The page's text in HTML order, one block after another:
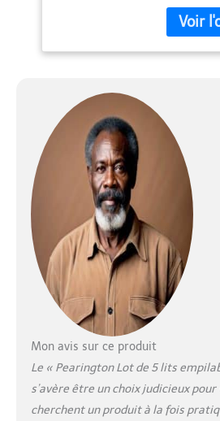
sommeil
de
sanitaire
12,7 cm
de
bonne
pour
en
sieste
transport
lorsque
unités
aux
pour le
Mon avis sur ce produit
Le « Pearington Lot de 5 lits
s’avère être un choix judicieux pour
cherchent un produit à la fois